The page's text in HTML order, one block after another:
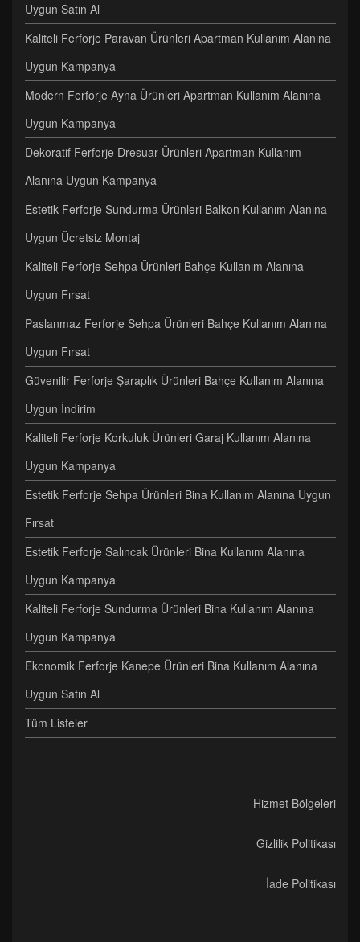
Uygun Satın Al
Kaliteli Ferforje Paravan Ürünleri Apartman Kullanım Alanına
Uygun Kampanya
Modern Ferforje Ayna Ürünleri Apartman Kullanım Alanına
Uygun Kampanya
Dekoratif Ferforje Dresuar Ürünleri Apartman Kullanım
Alanına Uygun Kampanya
Estetik Ferforje Sundurma Ürünleri Balkon Kullanım Alanına
Uygun Ücretsiz Montaj
Kaliteli Ferforje Sehpa Ürünleri Bahçe Kullanım Alanına
Uygun Fırsat
Paslanmaz Ferforje Sehpa Ürünleri Bahçe Kullanım Alanına
Uygun Fırsat
Güvenilir Ferforje Şaraplık Ürünleri Bahçe Kullanım Alanına
Uygun İndirim
Kaliteli Ferforje Korkuluk Ürünleri Garaj Kullanım Alanına
Uygun Kampanya
Estetik Ferforje Sehpa Ürünleri Bina Kullanım Alanına Uygun
Fırsat
Estetik Ferforje Salıncak Ürünleri Bina Kullanım Alanına
Uygun Kampanya
Kaliteli Ferforje Sundurma Ürünleri Bina Kullanım Alanına
Uygun Kampanya
Ekonomik Ferforje Kanepe Ürünleri Bina Kullanım Alanına
Uygun Satın Al
Tüm Listeler
Hizmet Bölgeleri
Gizlilik Politikası
İade Politikası